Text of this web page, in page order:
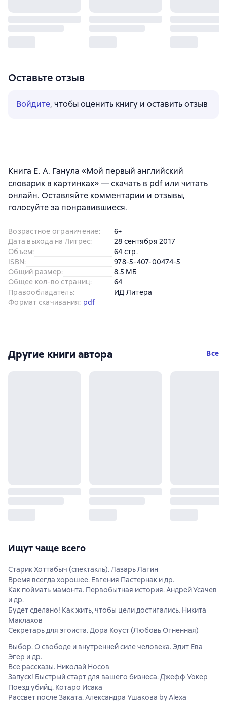
Оставьте отзыв
Войдите, чтобы оценить книгу и оставить отзыв
Книга Е. А. Ганула «Мой первый английский
словарик в картинках» — скачать в pdf или читать
онлайн. Оставляйте комментарии и отзывы,
голосуйте за понравившиеся.
Возрастное ограничение:
6+
Дата выхода на Литрес:
28 сентября 2017
Объем:
64 стр.
ISBN:
978-5-407-00474-5
Общий размер:
8.5 МБ
Общее кол-во страниц:
64
Правообладатель:
ИД Литера
Формат скачивания: pdf
Другие книги автора Все
Ищут чаще всего
Старик Хоттабыч (спектакль). Лазарь Лагин
Время всегда хорошее. Евгения Пастернак и др.
Как поймать мамонта. Первобытная история. Андрей Усачев
и др.
Будет сделано! Как жить, чтобы цели достигались. Никита
Маклахов
Секретарь для эгоиста. Дора Коуст (Любовь Огненная)
Выбор. О свободе и внутренней силе человека. Эдит Ева
Эгер и др.
Все рассказы. Николай Носов
Запуск! Быстрый старт для вашего бизнеса. Джефф Уокер
Поезд убийц. Котаро Исака
Рассвет после Заката. Александра Ушакова by Alexa